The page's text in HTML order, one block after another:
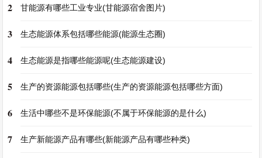
2 甘能源有哪些工业专业(甘能源宿舍图片)
3 生态能源体系包括哪些能源(能源生态圈)
4 生态能源是指哪些能源呢(生态能源建设)
5 生产的资源能源包括哪些(生产的资源能源包括哪些方面)
6 生活中哪些不是环保能源(不属于环保能源的是什么)
7 生产新能源产品有哪些(新能源产品有哪些种类)